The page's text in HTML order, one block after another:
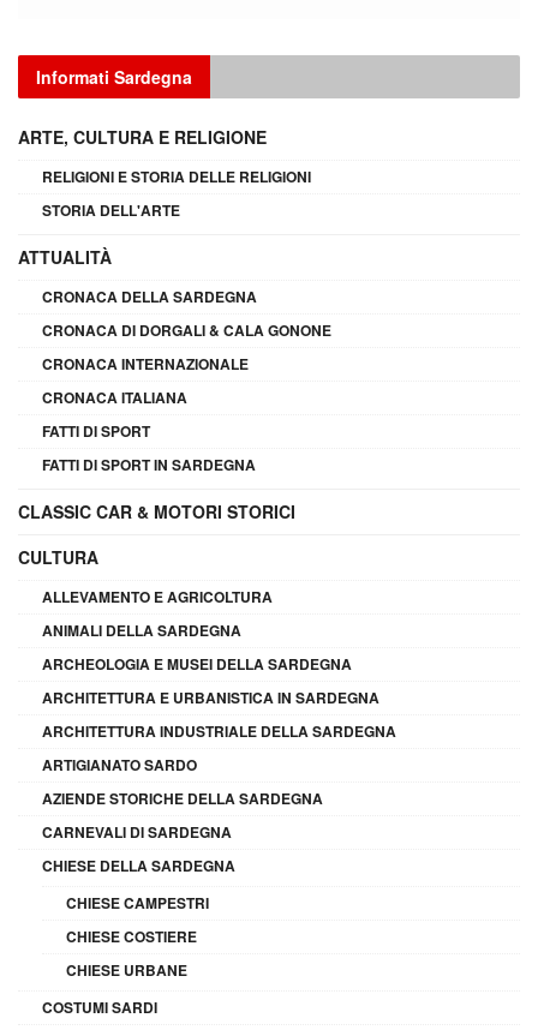
Informati Sardegna
ARTE, CULTURA E RELIGIONE
RELIGIONI E STORIA DELLE RELIGIONI
STORIA DELL'ARTE
ATTUALITÀ
CRONACA DELLA SARDEGNA
CRONACA DI DORGALI & CALA GONONE
CRONACA INTERNAZIONALE
CRONACA ITALIANA
FATTI DI SPORT
FATTI DI SPORT IN SARDEGNA
CLASSIC CAR & MOTORI STORICI
CULTURA
ALLEVAMENTO E AGRICOLTURA
ANIMALI DELLA SARDEGNA
ARCHEOLOGIA E MUSEI DELLA SARDEGNA
ARCHITETTURA E URBANISTICA IN SARDEGNA
ARCHITETTURA INDUSTRIALE DELLA SARDEGNA
ARTIGIANATO SARDO
AZIENDE STORICHE DELLA SARDEGNA
CARNEVALI DI SARDEGNA
CHIESE DELLA SARDEGNA
CHIESE CAMPESTRI
CHIESE COSTIERE
CHIESE URBANE
COSTUMI SARDI